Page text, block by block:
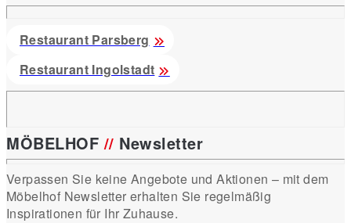
Restaurant Parsberg
Restaurant Ingolstadt
MÖBELHOF// Newsletter
Verpassen Sie keine Angebote und Aktionen – mit dem
Möbelhof Newsletter erhalten Sie regelmäßig
Inspirationen für Ihr Zuhause.